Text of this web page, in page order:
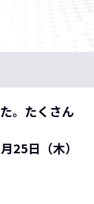
。たくさん
25日（木）